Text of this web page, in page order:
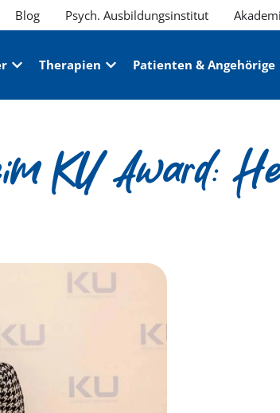
Blog Psych. Ausbildungsinstitut
Therapien Patienten & Angehörige
KU Award: